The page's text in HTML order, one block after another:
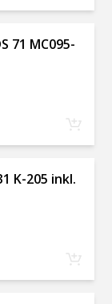
71 MC095-
K-205 inkl.